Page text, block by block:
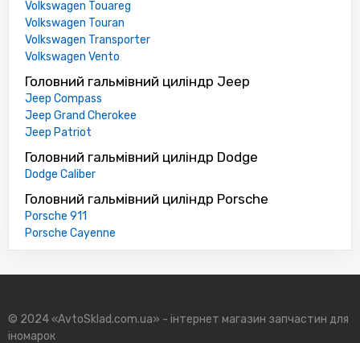
Volkswagen Touareg
Volkswagen Touran
Volkswagen Transporter
Volkswagen Vento
Головний гальмівний циліндр Jeep
Jeep Compass
Jeep Grand Cherokee
Jeep Patriot
Головний гальмівний циліндр Dodge
Dodge Caliber
Головний гальмівний циліндр Porsche
Porsche 911
Porsche Cayenne
© 2024 «AvtoSklad.com.ua» - інтернет магазин запчастин для
іномарок